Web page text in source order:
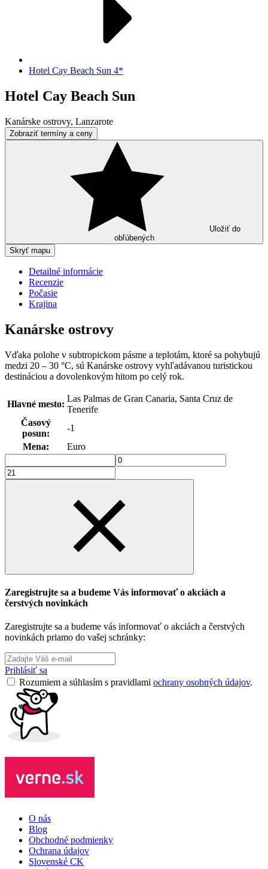
Hotel Cay Beach Sun 4*
Hotel Cay Beach Sun
Kanárske ostrovy, Lanzarote
Zobraziť termíny a ceny
Uložiť do
obľúbených
Skryť mapu
Detailné informácie
Recenzie
Počasie
Krajina
Kanárske ostrovy
Vďaka polohe v subtropickom pásme a teplotám, ktoré sa pohybujú
medzi 20 – 30 °C, sú Kanárske ostrovy vyhľadávanou turistickou
destináciou a dovolenkovým hitom po celý rok.
Hlavné mesto:
Las Palmas de Gran Canaria, Santa Cruz de
Tenerife
Časový
posun:
-1
Mena:
Euro
Zaregistrujte sa a budeme Vás informovať o akciách a
čerstvých novinkách
Zaregistrujte sa a budeme vás informovať o akciách a čerstvých
novinkách priamo do vašej schránky:
Prihlásiť sa
Rozumiem a súhlasím s pravidlami ochrany osobných údajov.
O nás
Blog
Obchodné podmienky
Ochrana údajov
Slovenské CK